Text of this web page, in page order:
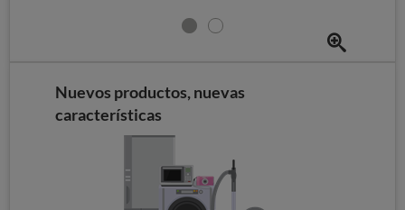
Nuevos productos, nuevas
características